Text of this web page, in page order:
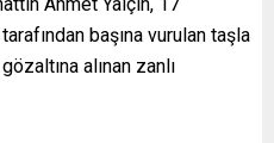
başına vurulan taşla
alınan zanlı